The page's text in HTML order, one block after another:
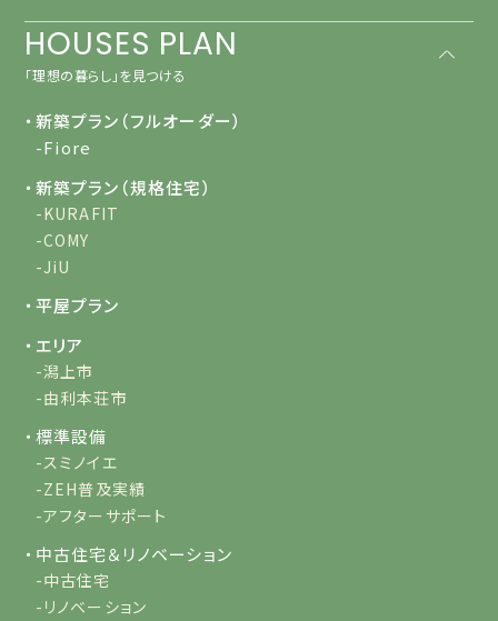
HOUSES PLAN
「理想の暮らし」を見つける
・新築プラン（フルオーダー）
-Fiore
・新築プラン（規格住宅）
-KURAFIT
-COMY
-JiU
・平屋プラン
・エリア
-潟上市
-由利本荘市
・標準設備
-スミノイエ
-ZEH普及実績
-アフターサポート
・中古住宅＆リノベーション
-中古住宅
-リノベーション